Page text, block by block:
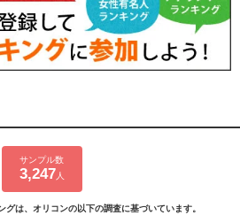
サンプル数
3,247 人
グは、オリコンの以下の調査に基づいています。